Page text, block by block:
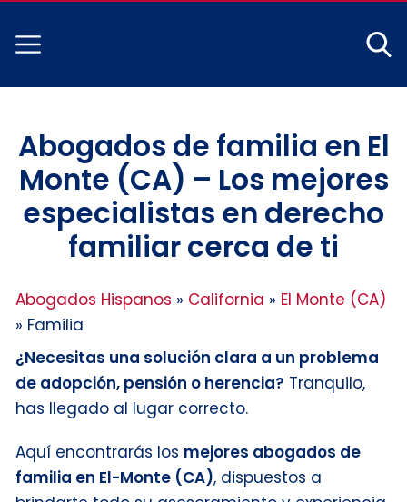
Abogados de familia en El
Monte (CA) – Los mejores
especialistas en derecho
familiar cerca de ti
Abogados Hispanos » California » El Monte (CA)
» Familia
¿Necesitas una solución clara a un problema
de adopción, pensión o herencia? Tranquilo,
has llegado al lugar correcto.
Aquí encontrarás los mejores abogados de
familia en El-Monte (CA), dispuestos a